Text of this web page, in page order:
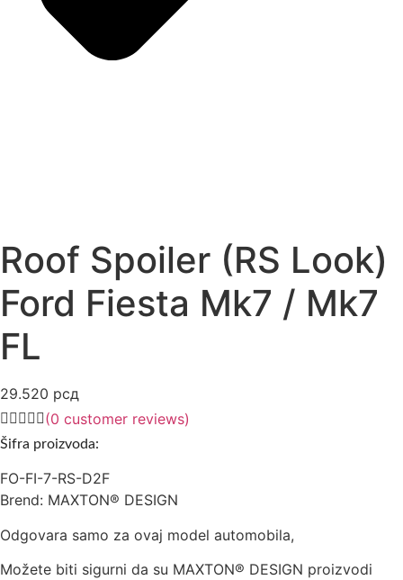
Roof Spoiler (RS Look)
Ford Fiesta Mk7 / Mk7
FL
29.520 рсд
(0 customer reviews)
Šifra proizvoda:
FO-FI-7-RS-D2F
Brend: MAXTON® DESIGN
Odgovara samo za ovaj model automobila,
Možete biti sigurni da su MAXTON® DESIGN proizvodi